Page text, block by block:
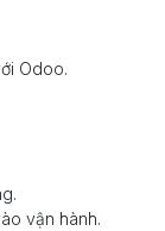
Odoo.
vận hành.